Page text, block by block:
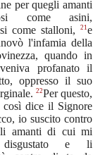
per quegli amanti
come asini,
come stalloni,
21 e
l'infamia della
quando in
profanato il
oppresso il suo
22Per questo,
così dice il Signore
io suscito contro
amanti di cui mi
e li